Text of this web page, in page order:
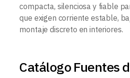
compacta, silenciosa y fiable
que exigen corriente estable,
montaje discreto en interiores.
Catálogo Fuentes